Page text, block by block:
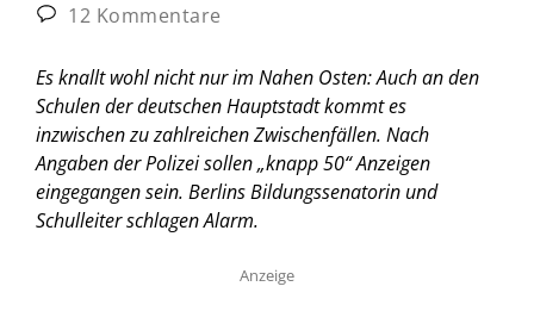
12 Kommentare
Es knallt wohl nicht nur im Nahen Osten: Auch an den
Schulen der deutschen Hauptstadt kommt es
inzwischen zu zahlreichen Zwischenfällen. Nach
Angaben der Polizei sollen „knapp 50“ Anzeigen
eingegangen sein. Berlins Bildungssenatorin und
Schulleiter schlagen Alarm.
Anzeige